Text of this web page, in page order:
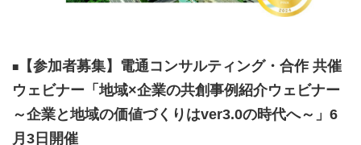
■
【参加者募集】電通コンサルティング・合作 共催
ウェビナー「地域×企業の共創事例紹介ウェビナー
～企業と地域の価値づくりはver3.0の時代へ～」6
月3日開催